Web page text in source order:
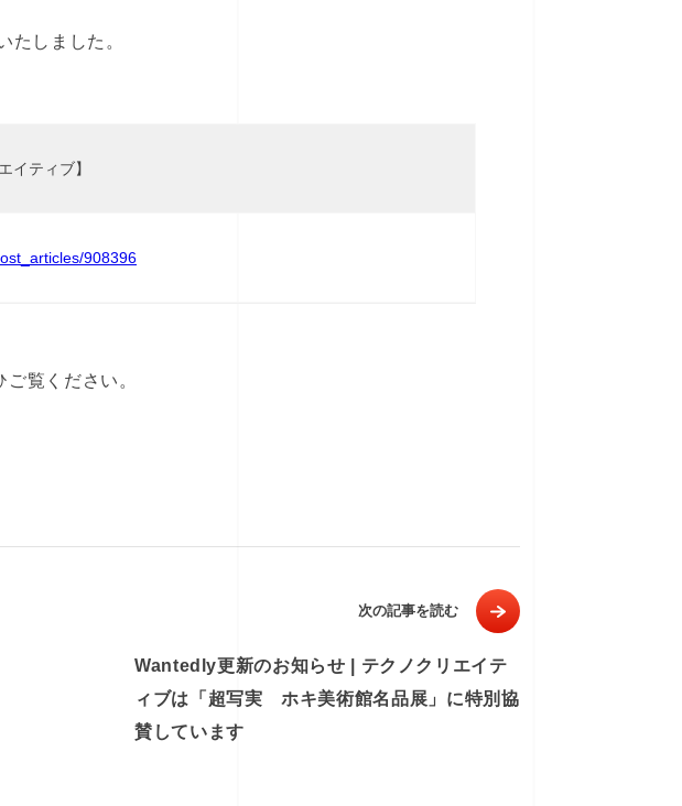
たしました。
イティブ】
908396
覧ください。
次の記事を読む
Wantedly更新のお知らせ | テクノクリエイテ
ィブは「超写実 ホキ美術館名品展」に特別協
賛しています